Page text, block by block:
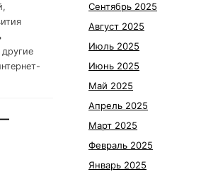
—
Сентябрь 2025
Август 2025
Июль 2025
Июнь 2025
Май 2025
Апрель 2025
Март 2025
Февраль 2025
Январь 2025